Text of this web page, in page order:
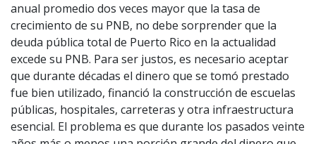
anual promedio dos veces mayor que la tasa de
crecimiento de su PNB, no debe sorprender que la
deuda pública total de Puerto Rico en la actualidad
excede su PNB. Para ser justos, es necesario aceptar
que durante décadas el dinero que se tomó prestado
fue bien utilizado, financió la construcción de escuelas
públicas, hospitales, carreteras y otra infraestructura
esencial. El problema es que durante los pasados veinte